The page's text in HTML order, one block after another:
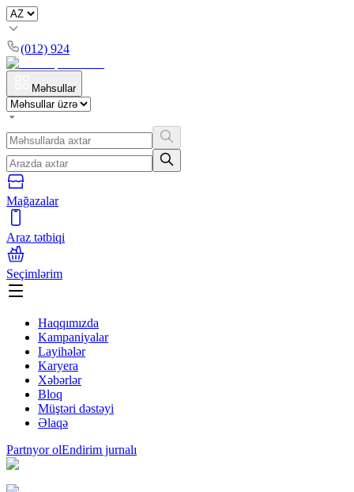
(012) 924
Məhsullar
Mağazalar
Araz tətbiqi
Seçimlərim
Haqqımızda
Kampaniyalar
Layihələr
Karyera
Xəbərlər
Bloq
Müştəri dəstəyi
Əlaqə
Partnyor olEndirim jurnalı